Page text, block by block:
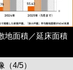
地面積／延床面積
4/5）